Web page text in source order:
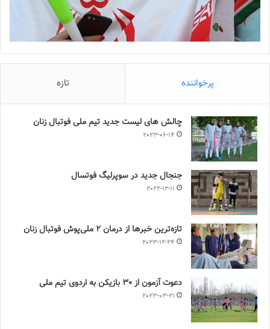
پرخواننده تازه
چالش هاى ليست جدید تيم ملى فوتبال زنان
2023-06-14
جنجال جدید در سوپرلیگ فوتسال
2022-12-11
تازه‌ترین خبرها از درمان ۲ ملی‌پوش فوتبال زنان
2023-12-24
دعوت آزمون از 30 بازیکن به اردوی تیم ملی
2023-03-21